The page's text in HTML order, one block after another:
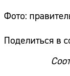
Фото:
Поделиться в